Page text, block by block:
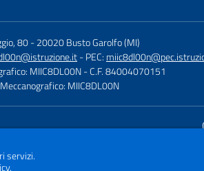
80 -20020 Busto Garolfo (MI)
- PEC:
MIIC8DL00N - C.F. 84004070151
MIIC8DL00N
servizi.
.